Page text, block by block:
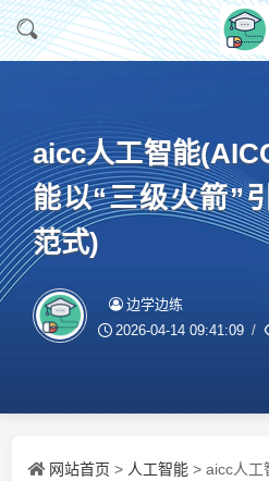
aicc人工智能
能以“三级火箭”
范式)
边学边练
2026-04-14 09:41:09
网站首页 > 人工智能 > aicc人工